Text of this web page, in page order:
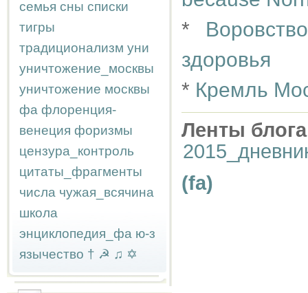
семья сны списки
тигры
традиционализм уни
уничтожение_москвы
уничтожение москвы
фа флоренция-
венеция форизмы
цензура_контроль
цитаты_фрагменты
числа чужая_всячина
школа
энциклопедия_фа ю-з
язычество † ☭ ♫ ✡
*
здоровья
* Кремль
Ленты
(fa)